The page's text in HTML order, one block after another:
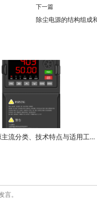
下一篇
除尘电源的结构组成
静电除尘电源主流分类、技术特点与适用工况全面对比